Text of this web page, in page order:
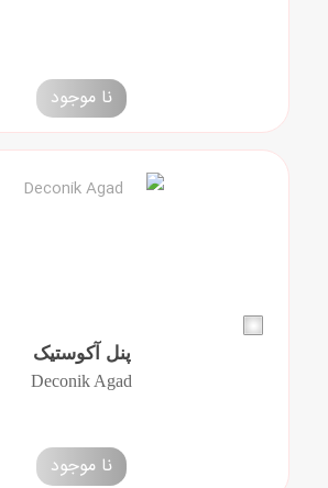
نا موجود
پنل آکوستیک
Deconik Agad
نا موجود